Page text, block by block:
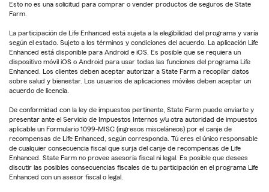
Esto no es una solicitud para comprar o vender productos de seguros de State
Farm.
La participación de Life Enhanced está sujeta a la elegibilidad del programa y varía
según el estado. Sujeto a los términos y condiciones del acuerdo. La aplicación Life
Enhanced está disponible para Android e iOS. Es posible que se requiera un
dispositivo móvil iOS o Android para usar todas las funciones del programa Life
Enhanced. Los clientes deben aceptar autorizar a State Farm a recopilar datos
sobre salud y bienestar. Los usuarios de aplicaciones móviles deben aceptar un
acuerdo de licencia.
De conformidad con la ley de impuestos pertinente, State Farm puede enviarte y
presentar ante el Servicio de Impuestos Internos y/u otra autoridad de impuestos
aplicable un Formulario 1099-MISC (ingresos misceláneos) por el canje de
recompensas de Life Enhanced, según corresponda. Tú eres el único responsable
de cualquier consecuencia fiscal que surja del canje de recompensas de Life
Enhanced. State Farm no provee asesoría fiscal ni legal. Es posible que desees
discutir las posibles consecuencias fiscales de tu participación en el programa Life
Enhanced con un asesor fiscal o legal.